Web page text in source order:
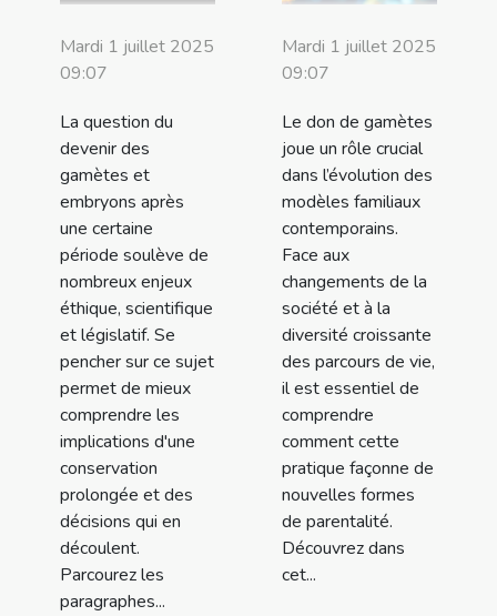
Mardi 1 juillet 2025
09:07
La question du
devenir des
gamètes et
embryons après
une certaine
période soulève de
nombreux enjeux
éthique, scientifique
et législatif. Se
pencher sur ce sujet
permet de mieux
comprendre les
implications d'une
conservation
prolongée et des
décisions qui en
découlent.
Parcourez les
paragraphes...
Mardi 1 juillet 2025
09:07
Le don de gamètes
joue un rôle crucial
dans l’évolution des
modèles familiaux
contemporains.
Face aux
changements de la
société et à la
diversité croissante
des parcours de vie,
il est essentiel de
comprendre
comment cette
pratique façonne de
nouvelles formes
de parentalité.
Découvrez dans
cet...